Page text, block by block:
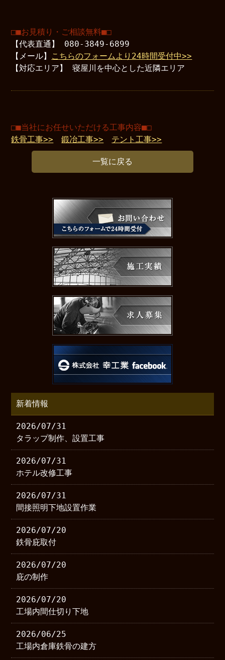
□■お見積り・ご相談無料■□
【代表直通】 080-3849-6899
【メール】 こちらのフォームより24時間受付中>>
【対応エリア】 寝屋川を中心とした近隣エリア
□■当社にお任せいただける工事内容■□
鉄骨工事>>
鍛冶工事>> テント工事>>
一覧に戻る
新着情報
2026/07/31
タラップ制作、設置工事
2026/07/31
ホテル改修工事
2026/07/31
間接照明下地設置作業
2026/07/20
鉄骨庇取付
2026/07/20
庇の制作
2026/07/20
工場内間仕切り下地
2026/06/25
工場内倉庫鉄骨の建方